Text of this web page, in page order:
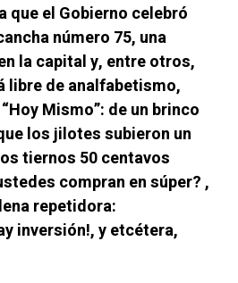
que el Gobierno celebró
número 75, una
la capital y, entre otros,
libre de analfabetismo,
Mismo”: de un brinco
los jilotes subieron un
tiernos 50 centavos
compran en súper? ,
repetidora:
inversión!, y etcétera,